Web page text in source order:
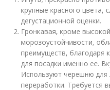
крупные красного цвета,
дегустационной оценки.
Гронкавая, кроме
морозоустойчивости,
преимуществ, благодаря
для посадки именно ее.
Используют черешню для
переработки. Требуется